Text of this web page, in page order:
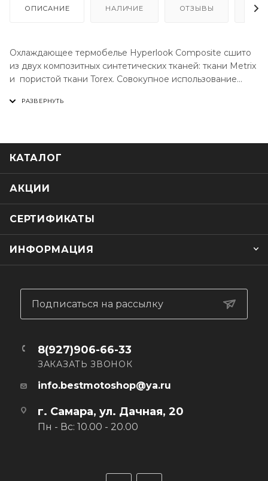
ОПИСАНИЕ НАЛИЧИЕ ОТЗЫВЫ
Охлаждающее термобелье Hyperlook Composite сшито
из двух композитных синтетических тканей: ткани Metrix
и пористой ткани Torex. Совокупное использование
уровень комфорта при интенсивных физических
ткани из которой оно сшито, гидрофобная конструкция
с дышащими и влагоотводящими свойствами,
поддерживает температуру тела и оставляет
прохладным в жаркую погоду.
КАТАЛОГ
АКЦИИ
СЕРТИФИКАТЫ
ИНФОРМАЦИЯ
г. Самара, ул. Дачная, 20
Пн - Вс: 10.00 - 20.00
Подписаться на рассылку
8(927)906-66-33
ЗАКАЗАТЬ ЗВОНОК
info.bestmotoshop@ya.ru